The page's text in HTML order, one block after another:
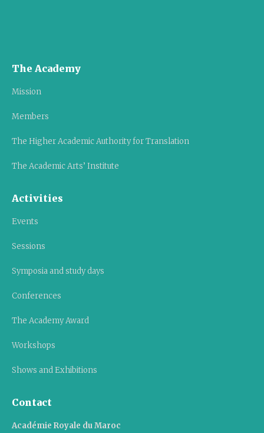
The Academy
Mission
Members
The Higher Academic Authority for Translation
The Academic Arts’ Institute
Activities
Events
Sessions
Symposia and study days
Conferences
The Academy Award
Workshops
Shows and Exhibitions
Contact
Académie Royale du Maroc